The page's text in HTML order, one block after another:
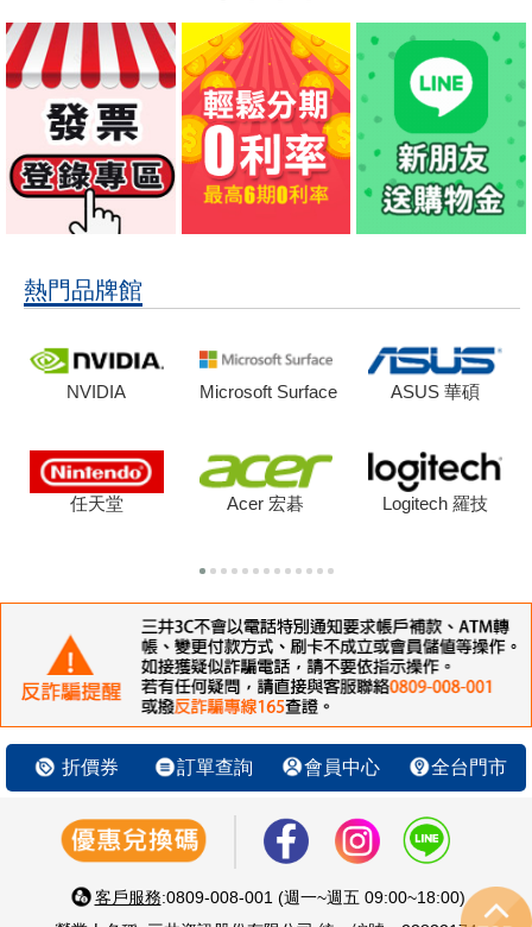
熱門品牌館
NVIDIA Microsoft Surface ASUS 華碩
任天堂 Acer 宏碁 Logitech 羅技
折價券 訂單查詢 會員中心 全台門市
客戶服務:0809-008-001 (週一~週五 09:00~18:00)